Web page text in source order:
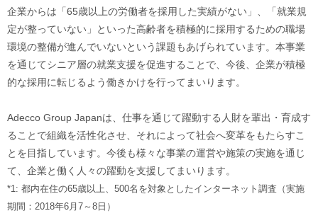
企業からは「65歳以上の労働者を採用した実績がない」、「就業規
定が整っていない」といった高齢者を積極的に採用するための職場
環境の整備が進んでいないという課題もあげられています。本事業
を通じてシニア層の就業支援を促進することで、今後、企業が積極
的な採用に転じるよう働きかけを行ってまいります。
Adecco Group Japanは、仕事を通じて躍動する人財を輩出・育成す
ることで組織を活性化させ、それによって社会へ変革をもたらすこ
とを目指しています。今後も様々な事業の運営や施策の実施を通じ
て、企業と働く人々の躍動を支援してまいります。
*1: 都内在住の65歳以上、500名を対象としたインターネット調査（実施
期間：2018年6月7～8日）